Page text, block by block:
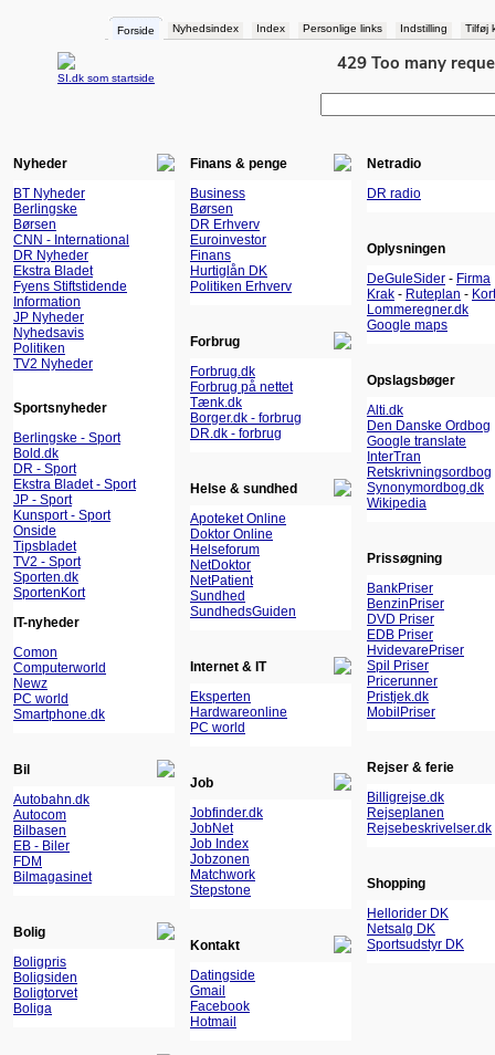
Forside Nyhedsindex Index Personlige links Indstilling Tilføj
SI.dk som startside
Nyheder
BT Nyheder
Berlingske
Børsen
CNN - International
DR Nyheder
Ekstra Bladet
Fyens Stiftstidende
Information
JP Nyheder
Nyhedsavis
Politiken
TV2 Nyheder
Sportsnyheder
Berlingske - Sport
Bold.dk
DR - Sport
Ekstra Bladet - Sport
JP - Sport
Kunsport - Sport
Onside
Tipsbladet
TV2 - Sport
Sporten.dk
SportenKort
IT-nyheder
Comon
Computerworld
Newz
PC world
Smartphone.dk
Bil
Autobahn.dk
Autocom
Bilbasen
EB - Biler
FDM
Bilmagasinet
Bolig
Boligpris
Boligsiden
Boligtorvet
Boliga
Finans & penge
Business
Børsen
DR Erhverv
Euroinvestor
Finans
Hurtiglån DK
Politiken Erhverv
Forbrug
Forbrug.dk
Forbrug på nettet
Tænk.dk
Borger.dk - forbrug
DR.dk - forbrug
Helse & sundhed
Apoteket Online
Doktor Online
Helseforum
NetDoktor
NetPatient
Sundhed
SundhedsGuiden
Internet & IT
Eksperten
Hardwareonline
PC world
Job
Jobfinder.dk
JobNet
Job Index
Jobzonen
Matchwork
Stepstone
Kontakt
Datingside
Gmail
Facebook
Hotmail
Netradio
DR radio
Oplysningen
DeGuleSider - Firma
Krak - Ruteplan - Kort
Lommeregner.dk
Google maps
Opslagsbøger
Alti.dk
Den Danske Ordbog
Google translate
InterTran
Retskrivningsordbog
Synonymordbog.dk
Wikipedia
Prissøgning
BankPriser
BenzinPriser
DVD Priser
EDB Priser
HvidevarePriser
Spil Priser
Pricerunner
Pristjek.dk
MobilPriser
Rejser & ferie
Billigrejse.dk
Rejseplanen
Rejsebeskrivelser.dk
Shopping
Hellorider DK
Netsalg DK
Sportsudstyr DK